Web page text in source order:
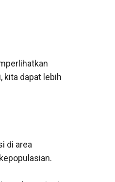
kita dapat lebih
di area